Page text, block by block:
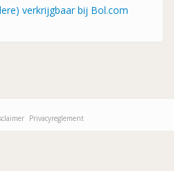
verkrijgbaar bij Bol.com
Privacyreglement